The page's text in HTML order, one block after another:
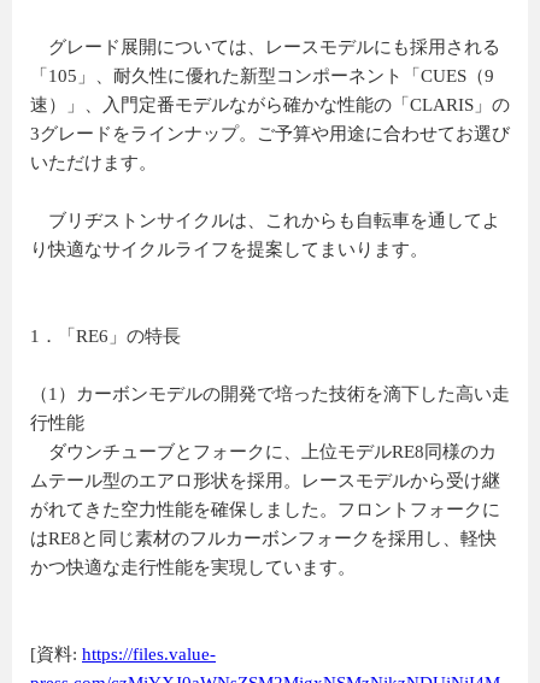
グレード展開については、レースモデルにも採用される
「105」、耐久性に優れた新型コンポーネント「CUES（9
速）」、入門定番モデルながら確かな性能の「CLARIS」の
3グレードをラインナップ。ご予算や用途に合わせてお選び
いただけます。
ブリヂストンサイクルは、これからも自転車を通してよ
り快適なサイクルライフを提案してまいります。
1．「RE6」の特長
（1）カーボンモデルの開発で培った技術を滴下した高い走
行性能
ダウンチューブとフォークに、上位モデルRE8同様のカ
ムテール型のエアロ形状を採用。レースモデルから受け継
がれてきた空力性能を確保しました。フロントフォークに
はRE8と同じ素材のフルカーボンフォークを採用し、軽快
かつ快適な走行性能を実現しています。
[資料: https://files.value-